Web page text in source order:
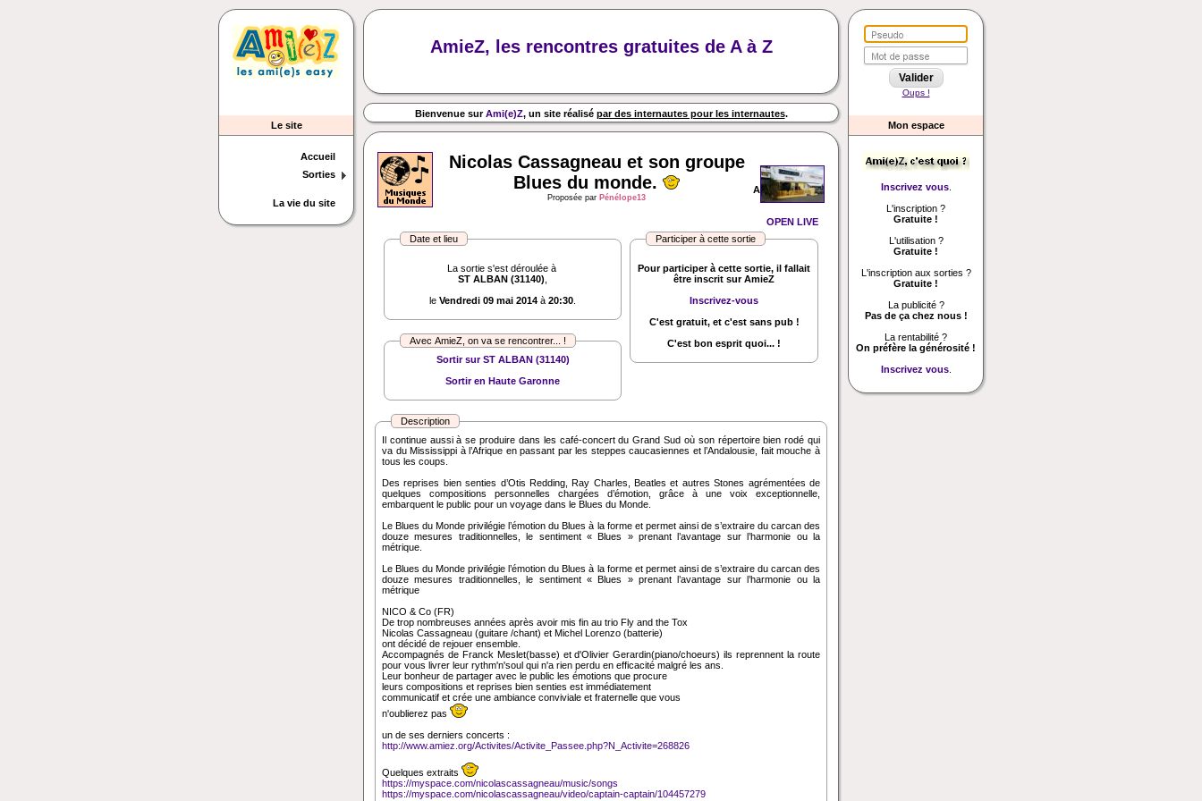
Le site
Accueil
Sorties
La vie du site
AmieZ, les rencontres gratuites de A à Z
Bienvenue surAmi(e)Z, un site réalisé par des internautes pour les internautes.
Oups !
Mon espace
Inscrivez vous.
L'inscription ?
Gratuite !
L'utilisation ?
Gratuite !
L'inscription aux sorties ?
Gratuite !
La publicité ?
Pas de ça chez nous !
La rentabilité ?
On préfère la générosité !
Inscrivez vous.
Nicolas Cassagneau et son groupe
Blues du monde.
Proposée par Pénélope13
A
OPEN LIVE
Date et lieu
La sortie s'est déroulée à
ST ALBAN (31140)
le Vendredi 09 mai 2014 à 20:30
Participer à cette sortie
Pour participer à cette sortie, il fallait
être inscrit sur AmieZ
Inscrivez-vous
C'est gratuit, et c'est sans pub !
C'est bon esprit quoi... !
Avec AmieZ, on va se rencontrer... !
Sortir sur ST ALBAN (31140)
Sortir en Haute Garonne
Description
Il continue aussi à se produire dans les café-concert du Grand Sud où son répertoire bien rodé qui
va du Mississippi à l’Afrique en passant par les steppes caucasiennes et l’Andalousie, fait mouche à
tous les coups.
Des reprises bien senties d’Otis Redding, Ray Charles, Beatles et autres Stones agrémentées de
quelques compositions personnelles chargées d’émotion, grâce à une voix exceptionnelle,
embarquent le public pour un voyage dans le Blues du Monde.
Le Blues du Monde privilégie l’émotion du Blues à la forme et permet ainsi de s’extraire du carcan des
douze mesures traditionnelles, le sentiment « Blues » prenant l’avantage sur l’harmonie ou la
métrique.
Le Blues du Monde privilégie l’émotion du Blues à la forme et permet ainsi de s’extraire du carcan des
douze mesures traditionnelles, le sentiment « Blues » prenant l’avantage sur l’harmonie ou la
métrique
NICO & Co (FR)
De trop nombreuses années après avoir mis fin au trio Fly and the Tox
Nicolas Cassagneau (guitare /chant) et Michel Lorenzo (batterie)
ont décidé de rejouer ensemble.
Accompagnés de Franck Meslet(basse) et d'Olivier Gerardin(piano/choeurs) ils reprennent la route
pour vous livrer leur rythm'n'soul qui n'a rien perdu en efficacité malgré les ans.
Leur bonheur de partager avec le public les émotions que procure
leurs compositions et reprises bien senties est immédiatement
communicatif et crée une ambiance conviviale et fraternelle que vous
n'oublierez pas
un de ses derniers concerts :
http://www.amiez.org/Activites/Activite_Passee.php?N_Activite=268826
Quelques extraits
https://myspace.com/nicolascassagneau/music/songs
https://myspace.com/nicolascassagneau/video/captain-captain/104457279